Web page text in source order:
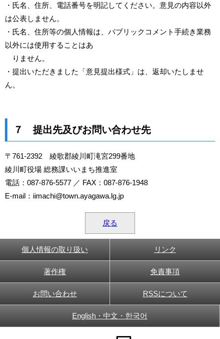
・氏名、住所、電話番号を明記してください。意見の内容以外
は公表しません。
・氏名、住所等の個人情報は、パブリックコメント手続き業務
以外には使用することはあ
りません。
・提出いただきました「意見提出様式」は、返却いたしませ
ん。
７ 提出先及びお問い合わせ先
〒761-2392 綾歌郡綾川町滝宮299番地
綾川町役場 総務課いいまち推進室
電話：087-876-5577 ／ FAX：087-876-1948
E-mail：iimachi@town.ayagawa.lg.jp
戻る
個人情報の取り扱い リンク
著作権 免責事項
お問い合わせ RSSについて
English・中文・한국어